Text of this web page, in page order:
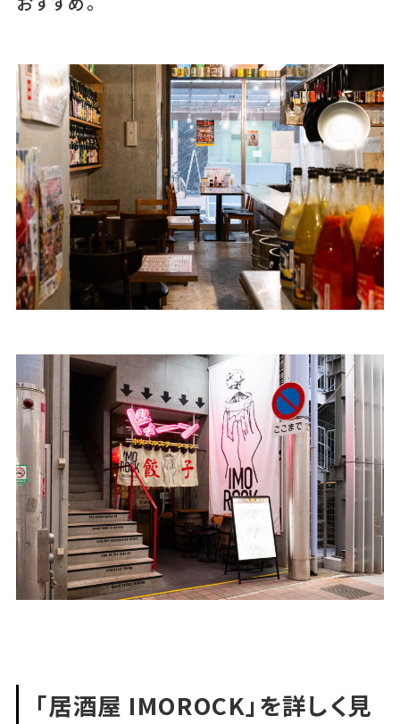
「居酒屋 IMOROCK」を詳しく見